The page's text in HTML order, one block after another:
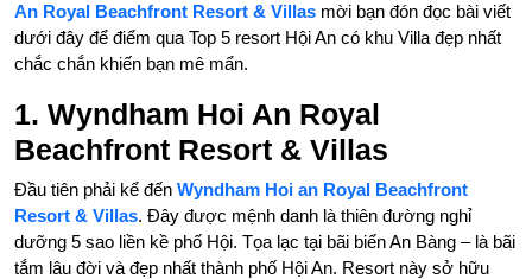
An Royal Beachfront Resort & Villas mời bạn đón đọc bài viết
dưới đây để điểm qua Top 5 resort Hội An có khu Villa đẹp nhất
chắc chắn khiến bạn mê mẩn.
1. Wyndham Hoi An Royal
Beachfront Resort & Villas
Đầu tiên phải kể đến Wyndham Hoi an Royal Beachfront
Resort & Villas. Đây được mệnh danh là thiên đường nghỉ
dưỡng 5 sao liền kề phố Hội. Tọa lạc tại bãi biển An Bàng – là bãi
tắm lâu đời và đẹp nhất thành phố Hội An. Resort này sở hữu